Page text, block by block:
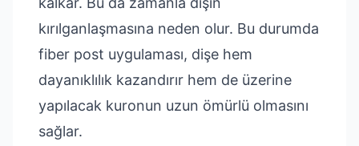
kırılganlaşmasına neden olur. Bu durumda
fiber post uygulaması, dişe hem
dayanıklılık kazandırır hem de üzerine
yapılacak kuronun uzun ömürlü olmasını
sağlar.